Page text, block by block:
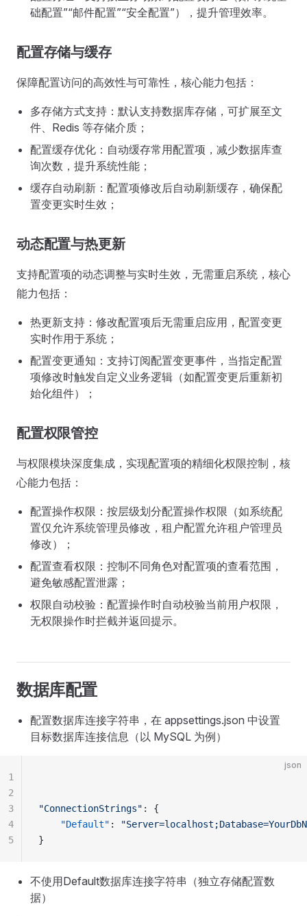
础配置”“邮件配置”“安全配置”），提升管理效率。
配置存储与缓存
保障配置访问的高效性与可靠性，核心能力包括：
多存储方式支持：默认支持数据库存储，可扩展至文
件、Redis 等存储介质；
配置缓存优化：自动缓存常用配置项，减少数据库查
询次数，提升系统性能；
缓存自动刷新：配置项修改后自动刷新缓存，确保配
置变更实时生效；
动态配置与热更新
支持配置项的动态调整与实时生效，无需重启系统，核心
能力包括：
热更新支持：修改配置项后无需重启应用，配置变更
实时作用于系统；
配置变更通知：支持订阅配置变更事件，当指定配置
项修改时触发自定义业务逻辑（如配置变更后重新初
始化组件）；
配置权限管控
与权限模块深度集成，实现配置项的精细化权限控制，核
心能力包括：
配置操作权限：按层级划分配置操作权限（如系统配
置仅允许系统管理员修改，租户配置允许租户管理员
修改）；
配置查看权限：控制不同角色对配置项的查看范围，
避免敏感配置泄露；
权限自动校验：配置操作时自动校验当前用户权限，
无权限操作时拦截并返回提示。
数据库配置
配置数据库连接字符串，在 appsettings.json 中设置
目标数据库连接信息（以 MySQL 为例）
json
"ConnectionStrings" : {
    "Default"
:
}
1
2
3
4
5
不使用Default数据库连接字符串（独立存储配置数
据）